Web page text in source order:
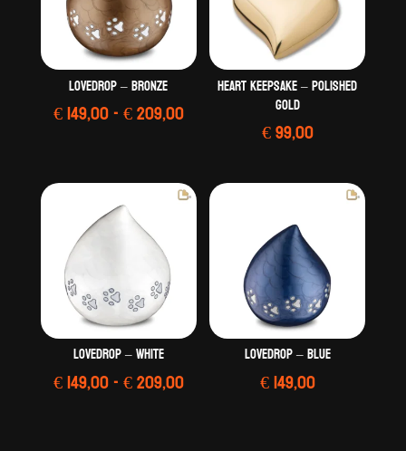
LoveDrop – Bronze
€149,00-€209,00Prijsklasse:
€ 209,00
Heart Keepsake – Polished
Gold
€99,00
LoveDrop – White
€149,00-€209,00Prijsklasse:
LoveDrop – Blue
€149,00